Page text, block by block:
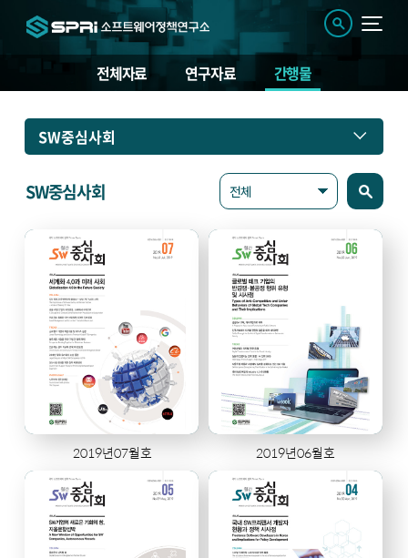
전체자료 연구자료 간행물
SW중심사회
SW중심사회
2019년07월호 2019년06월호